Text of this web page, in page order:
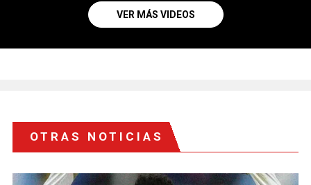
VER MÁS VIDEOS
OTRAS NOTICIAS